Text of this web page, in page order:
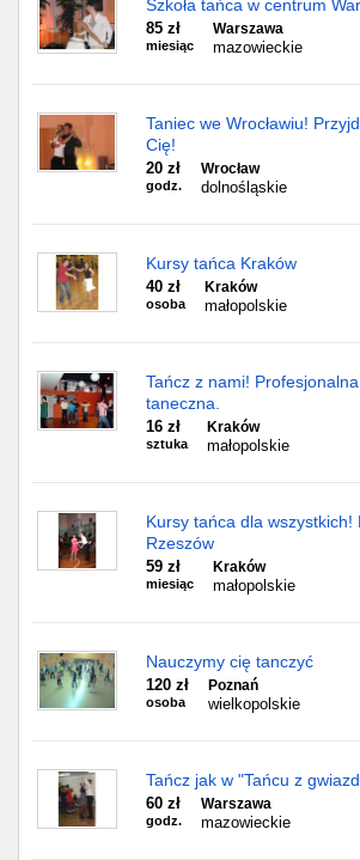
Szkoła tańca w centrum
85 zł
miesiąc
Warszawa
mazowieckie
Taniec we Wrocławiu!
Cię!
20 zł
godz.
Wrocław
dolnośląskie
Kursy tańca Kraków
40 zł
osoba
Kraków
małopolskie
Tańcz z nami! Profesjonalna
taneczna.
16 zł
sztuka
Kraków
małopolskie
Kursy tańca dla wszystkich!
Rzeszów
59 zł
miesiąc
Kraków
małopolskie
Nauczymy cię tanczyć
120 zł
osoba
Poznań
wielkopolskie
Tańcz jak w "Tańcu z
60 zł
godz.
Warszawa
mazowieckie